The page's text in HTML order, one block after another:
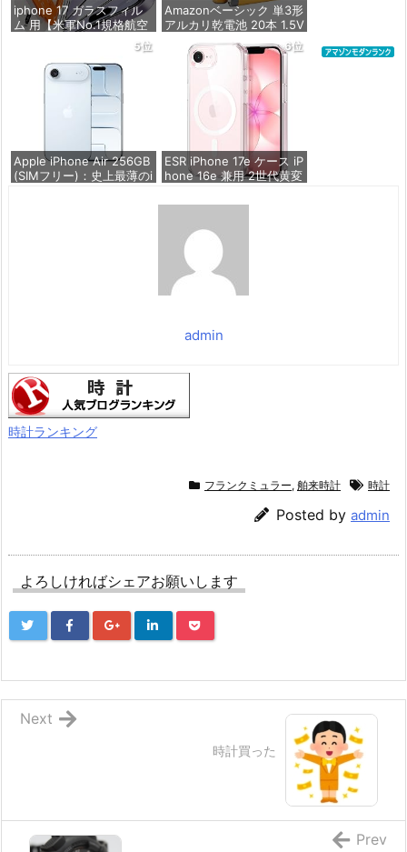
iphone 17 ガラスフィル
ム 用【米軍No.1規格航空
材料&独創的なガイド枠】
2枚セット 全面保護 最強
硬度10H 耐衝撃 | いphon
e17 保護フィルム 気泡な
し Zeniss 自動吸着 貼付
け簡単 iphone17フィルム
価格：¥1,260
Amazonベーシック 単3形
アルカリ乾電池 20本 1.5V
保存期限10年 液漏れ防止
価格：¥846
5位
Apple iPhone Air 256GB
(SIMフリー)：史上最薄のi
6位
ESR iPhone 17e ケース iP
hone 16e 兼用 2世代黄変
gSafe対応 あいふおん17e
ガードコーナー ワイヤレ
ス充電 耐衝撃 PC背面TP
Uバンパー 高耐久性 マグ
admin
時計ランキング
フランクミュラー, 舶来時計 時計
Posted by admin
よろしければシェアお願いします
時計買った
Next
Prev